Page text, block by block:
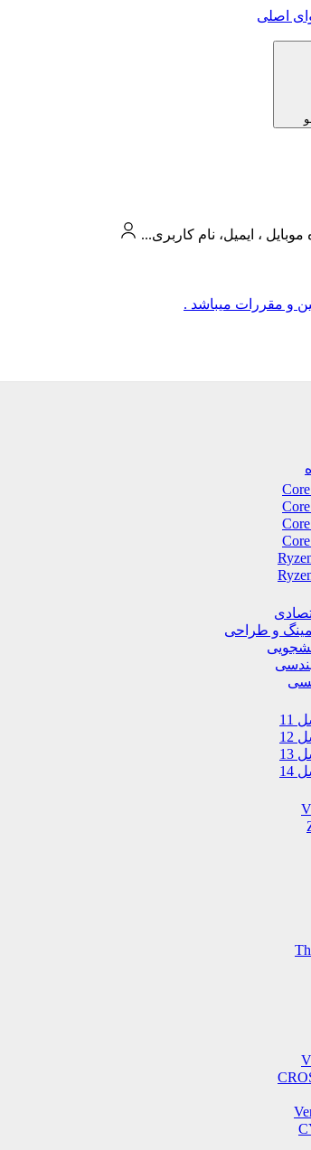
اصلی
، ایمیل، نام کاربری...
و مقررات میباشد .
و طراحی